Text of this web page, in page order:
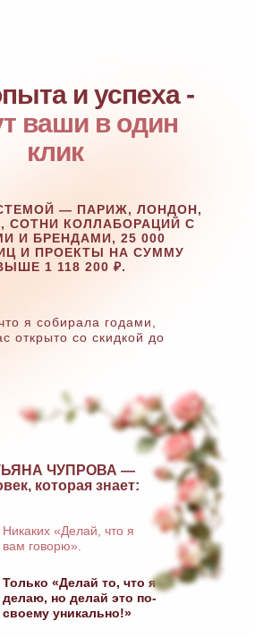
и успеха -
ваши в один
клик
— ПАРИЖ, ЛОНДОН,
СОТНИ КОЛЛАБОРАЦИЙ С
И БРЕНДАМИ, 25 000
И ПРОЕКТЫ НА СУММУ
1 118 200 ₽.
я собирала годами,
открыто со скидкой до
ЧУПРОВА —
которая знает:
Никаких «Делай, что я
вам говорю».
Только «Делай то, что я
делаю, но делай это по-
своему уникально!»